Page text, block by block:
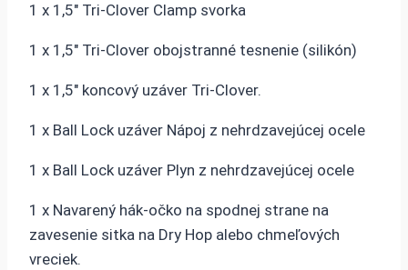
1 x 1,5″ Tri-Clover Clamp svorka
1 x 1,5″ Tri-Clover obojstranné tesnenie (silikón)
1 x 1,5″ koncový uzáver Tri-Clover.
1 x Ball Lock uzáver Nápoj z nehrdzavejúcej ocele
1 x Ball Lock uzáver Plyn z nehrdzavejúcej ocele
1 x Navarený hák-očko na spodnej strane na
zavesenie sitka na Dry Hop alebo chmeľových
vreciek.